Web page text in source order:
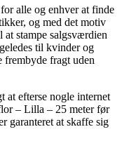
alle og enhver at finde
og med det motiv
stampe salgsværdien
til kvinder og
frembyde fragt uden
at efterse nogle internet
– Lilla – 25 meter før
garanteret at skaffe sig